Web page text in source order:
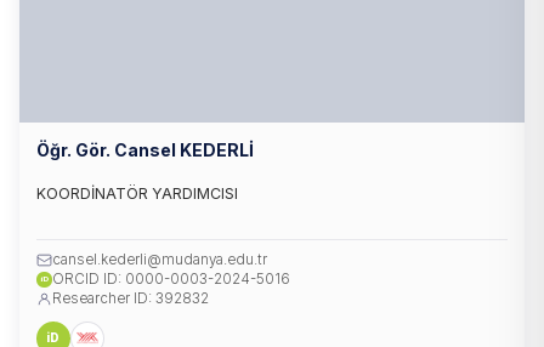
Öğr. Gör. Cansel KEDERLİ
KOORDİNATÖR YARDIMCISI
cansel.kederli@mudanya.edu.tr
iD ORCID ID: 0000-0003-2024-5016
Researcher ID: 392832
iD